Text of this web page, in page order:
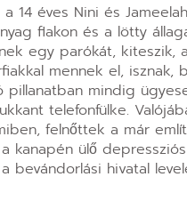
14 éves Nini és
flakon és a lötty
egy parókát, kiteszik,
mennek el, isznak,
mindig
telefonfülke.
felnőttek a már
kanapén ülő
hivatal